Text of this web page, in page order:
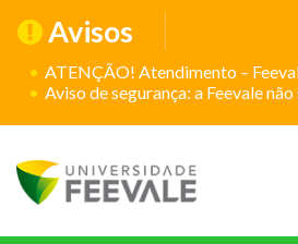
Avisos
ATENÇÃO! Atendimento –
Aviso de segurança: a Feevale não solicita